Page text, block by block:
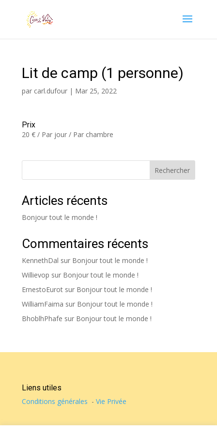
Lit de camp (1 personne)
par carl.dufour| Mar 25, 2022
Prix
20 €/ Par jour / Par chambre
Rechercher
Articles récents
Bonjour tout le monde !
Commentaires récents
KennethDal sur Bonjour tout le monde !
Willievop sur Bonjour tout le monde !
ErnestoEurotsur Bonjour tout le monde !
WilliamFaima sur Bonjour tout le monde !
BhoblhPhafe sur Bonjour tout le monde !
Liens utiles
Conditions générales - Vie Privée
© Casa de Vicky 2022 - Tous droits réservés